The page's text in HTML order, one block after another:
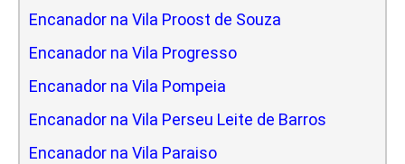
Encanador na Vila Proost de Souza
Encanador na Vila Progresso
Encanador na Vila Pompeia
Encanador na Vila Perseu Leite de Barros
Encanador na Vila Paraiso